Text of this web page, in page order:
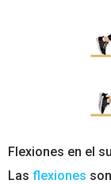
Flexiones en el
Las flexiones